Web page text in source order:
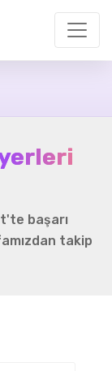
başarı
takip